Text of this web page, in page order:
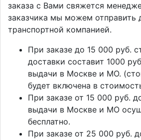
заказа с Вами свяжется
заказчика мы можем отправить
транспортной компанией.
При заказе до 15 000 руб.
доставки составит 1000
выдачи в Москве и МО.
будет включена в
При заказе от 15 000 руб.
выдачи в Москве и МО
бесплатно.
При заказе от 25 000 руб.